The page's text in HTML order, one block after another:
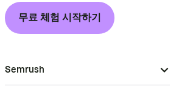
무료 체험 시작하기
Semrush